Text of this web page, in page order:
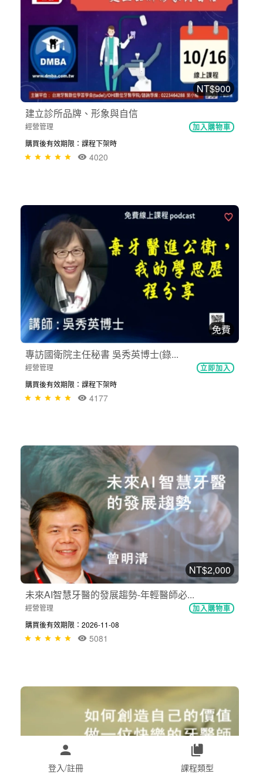
NT$900
建立診所品牌、形象與自信
經營管理 加入購物車
購買後有效期限：課程下架時
4020
免費
專訪國衛院主任秘書 吳秀英博士(錄...
經營管理 立即加入
購買後有效期限：課程下架時
4177
NT$2,000
未來AI智慧牙醫的發展趨勢-年輕醫師必...
經營管理 加入購物車
購買後有效期限：2026-11-08
5081
登入/註冊 課程類型